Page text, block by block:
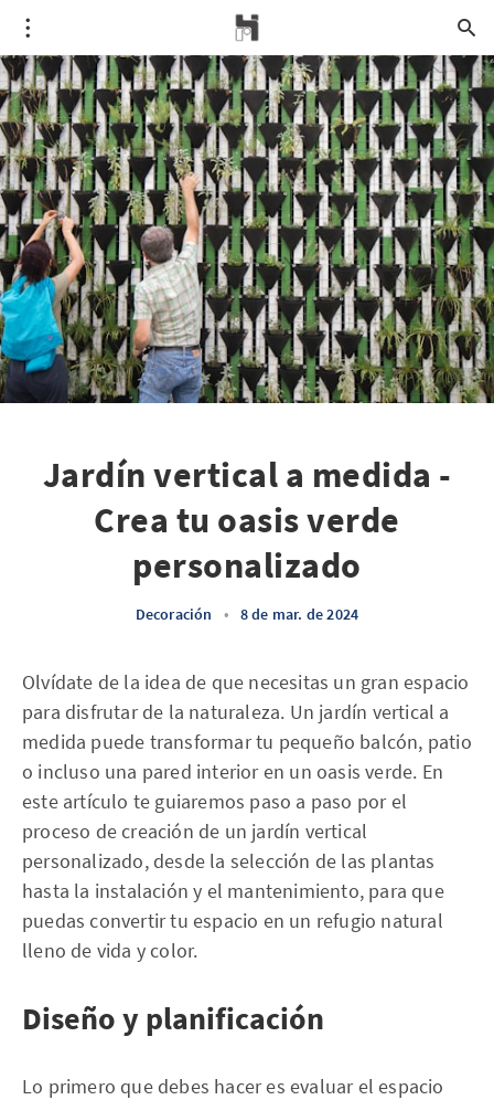
Jardín vertical a medida -
Crea tu oasis verde
personalizado
Decoración • 8 de mar. de 2024
Olvídate de la idea de que necesitas un gran espacio
para disfrutar de la naturaleza. Un jardín vertical a
medida puede transformar tu pequeño balcón, patio
o incluso una pared interior en un oasis verde. En
este artículo te guiaremos paso a paso por el
proceso de creación de un jardín vertical
personalizado, desde la selección de las plantas
hasta la instalación y el mantenimiento, para que
puedas convertir tu espacio en un refugio natural
lleno de vida y color.
Diseño y planificación
Lo primero que debes hacer es evaluar el espacio